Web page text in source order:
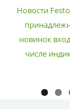
Новости
новинок
числе